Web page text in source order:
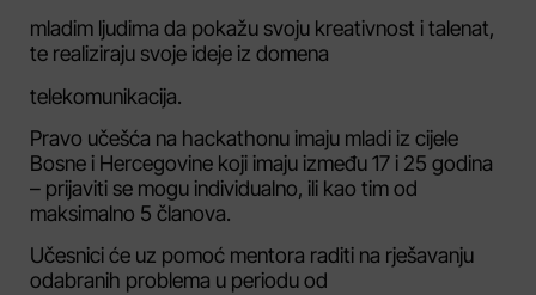
mladim ljudima da pokažu svoju kreativnost i talenat,
te realiziraju svoje ideje iz domena
telekomunikacija.
Pravo učešća na hackathonu imaju mladi iz cijele
Bosne i Hercegovine koji imaju između 17 i 25 godina
– prijaviti se mogu individualno, ili kao tim od
maksimalno 5 članova.
Učesnici će uz pomoć mentora raditi na rješavanju
odabranih problema u periodu od